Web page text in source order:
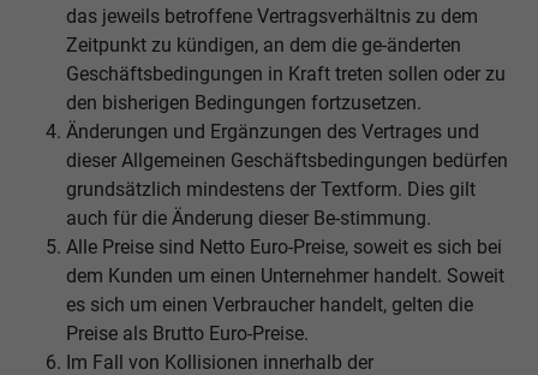
das jeweils betroffene Vertragsverhältnis zu dem
Zeitpunkt zu kündigen, an dem die ge-änderten
Geschäftsbedingungen in Kraft treten sollen oder zu
den bisherigen Bedingungen fortzusetzen.
Änderungen und Ergänzungen des Vertrages und
dieser Allgemeinen Geschäftsbedingungen bedürfen
grundsätzlich mindestens der Textform. Dies gilt
auch für die Änderung dieser Be-stimmung.
Alle Preise sind Netto Euro-Preise, soweit es sich bei
dem Kunden um einen Unternehmer handelt. Soweit
es sich um einen Verbraucher handelt, gelten die
Preise als Brutto Euro-Preise.
Im Fall von Kollisionen innerhalb der